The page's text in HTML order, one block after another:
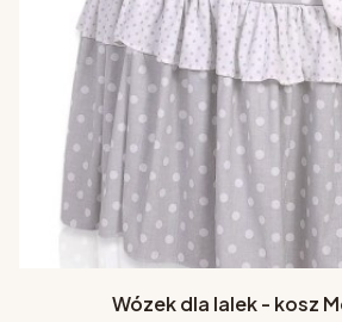
Wózek dla lalek - kosz